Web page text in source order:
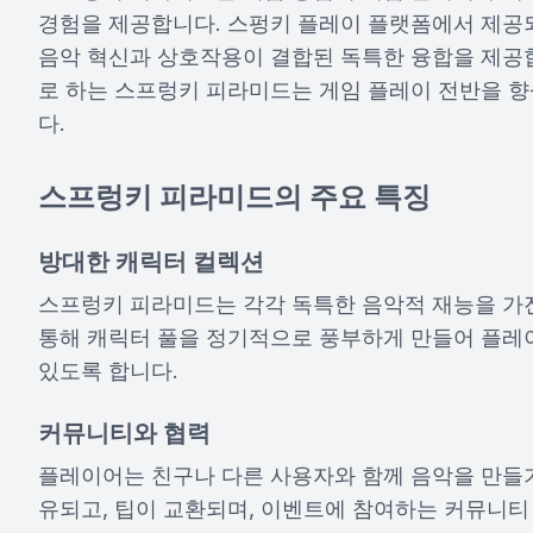
경험을 제공합니다. 스펑키 플레이 플랫폼에서 제
음악 혁신과 상호작용이 결합된 독특한 융합을 제
로 하는 스프렁키 피라미드는 게임 플레이 전반을
다.
스프렁키 피라미드의 주요 특징
방대한 캐릭터 컬렉션
스프렁키 피라미드는 각각 독특한 음악적 재능을
통해 캐릭터 풀을 정기적으로 풍부하게 만들어 플
있도록 합니다.
커뮤니티와 협력
플레이어는 친구나 다른 사용자와 함께 음악을 만
유되고, 팁이 교환되며, 이벤트에 참여하는 커뮤니